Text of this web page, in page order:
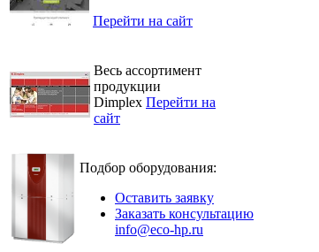
Перейти на сайт
Весь ассортимент
продукции
Dimplex Перейти на
сайт
Подбор оборудования:
Оставить заявку
Заказать консультацию
info@eco-hp.ru